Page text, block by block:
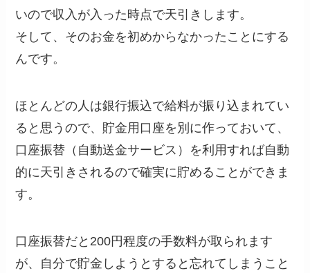
いので収入が入った時点で天引きします。
そして、そのお金を初めからなかったことにする
んです。
ほとんどの人は銀行振込で給料が振り込まれてい
ると思うので、貯金用口座を別に作っておいて、
口座振替（自動送金サービス）を利用すれば自動
的に天引きされるので確実に貯めることができま
す。
口座振替だと200円程度の手数料が取られます
が、自分で貯金しようとすると忘れてしまうこと